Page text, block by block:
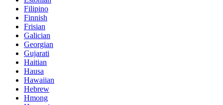
Filipino
Finnish
Frisian
Galician
Georgian
Gujarati
Haitian
Hausa
Hawaiian
Hebrew
Hmong